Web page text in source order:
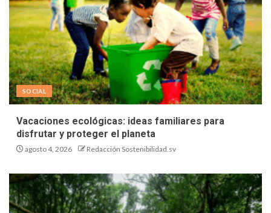
SOCIAL
Vacaciones ecológicas: ideas familiares para
disfrutar y proteger el planeta
agosto 4, 2026 Redacción Sostenibilidad.sv